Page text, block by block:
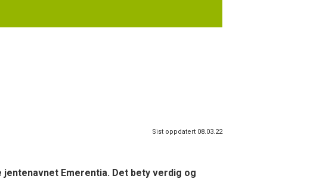
Sist oppdatert 08.03.22
Emerentia. Det bety verdig og